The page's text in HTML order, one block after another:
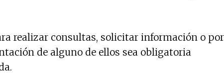
realizar consultas, solicitar información o por
de alguno de ellos sea obligatoria